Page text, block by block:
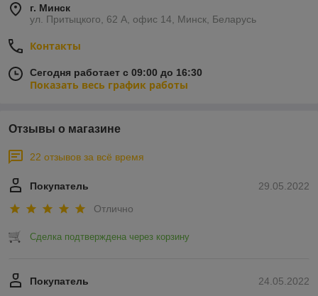
г. Минск
ул. Притыцкого, 62 А, офис 14, Минск, Беларусь
Контакты
Сегодня работает с 09:00 до 16:30
Показать весь график работы
Отзывы о магазине
22 отзывов за всё время
29.05.2022
Покупатель
Отлично
Сделка подтверждена через корзину
24.05.2022
Покупатель